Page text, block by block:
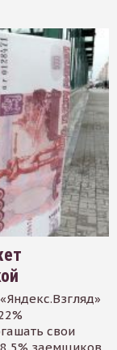
свои
заемщиков